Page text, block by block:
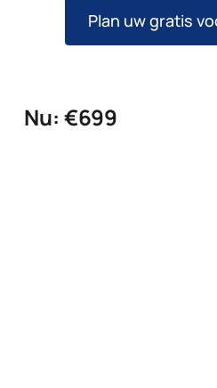
Plan uw gratis
Nu: €699